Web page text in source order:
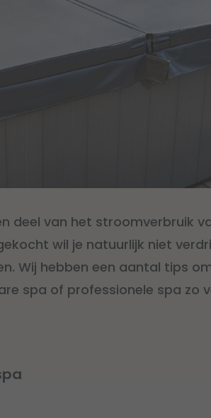
deel van het stroomverbruik
wil je natuurlijk niet
Wij hebben een aantal tips
spa of professionele spa zo